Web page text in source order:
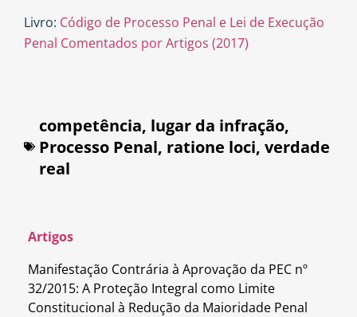
Livro: Código de Processo Penal e Lei de Execução
Penal Comentados por Artigos (2017)
competência, lugar da infração,
Processo Penal, ratione loci, verdade
real
Artigos
Manifestação Contrária à Aprovação da PEC nº
32/2015: A Proteção Integral como Limite
Constitucional à Redução da Maioridade Penal